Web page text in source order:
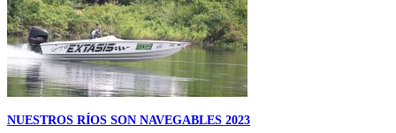
NUESTROS RÍOS SON NAVEGABLES 2023